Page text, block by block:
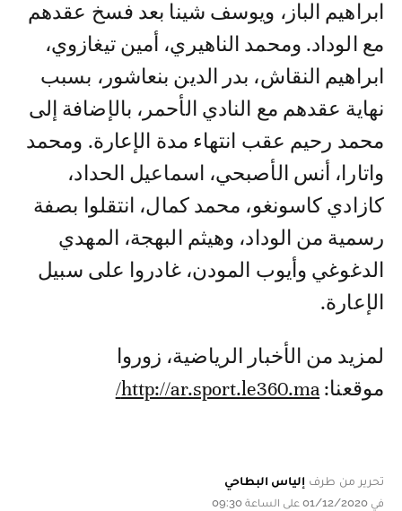
ابراهيم الباز، ويوسف شينا بعد فسخ عقدهم
مع الوداد. ومحمد الناهيري، أمين تيغازوي،
ابراهيم النقاش، بدر الدين بنعاشور، بسبب
نهاية عقدهم مع النادي الأحمر، بالإضافة إلى
محمد رحيم عقب انتهاء مدة الإعارة. ومحمد
واتارا، أنس الأصبحي، اسماعيل الحداد،
كازادي كاسونغو، محمد كمال، انتقلوا بصفة
رسمية من الوداد، وهيثم البهجة، المهدي
الدغوغي وأيوب المودن، غادروا على سبيل
الإعارة.
لمزيد من الأخبار الرياضية، زوروا
موقعنا: http://ar.sport.le360.ma/
تحرير من طرف إلياس البطاحي
في 01/12/2020 على الساعة 09:30